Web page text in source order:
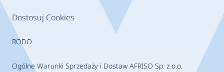
Dostosuj Cookies
RODO
Ogólne Warunki Sprzedaży i Dostaw AFRISO Sp. z o.o.